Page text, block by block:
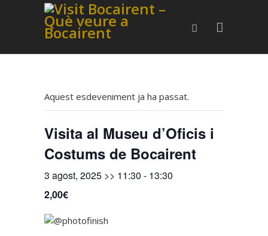
Aquest esdeveniment ja ha passat.
Visita al Museu d’Oficis i
Costums de Bocairent
3 agost, 2025 >> 11:30 - 13:30
2,00€